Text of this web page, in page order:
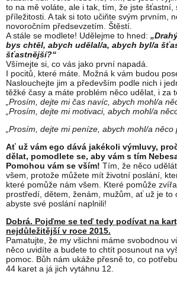
to na mě voláte, ale i tak, tím, že jste šťastní,
příležitosti. A tak si toto učiňte svým prvním,
novoročním předsevzetím. Štěstí.
A stále se modlete! Udělejme to hned:
bys chtěl, abych udělal/a, abych byl/a
šťastnější?“
Všímejte si, co vás jako první napadá.
I pocitů, které máte. Možná k vám budou
Naslouchejte jim a především podle nich i
těžké časy a máte problém něco udělat, i za
„Prosím, dejte mi čas navíc, abych mohl/a
„Prosím, dejte mi motivaci, abych mohl/a
„Prosím, dejte mi peníze, abych mohl/a něco
Ať už vám ego dává jakékoli výmluvy,
dělat, pomodlete se, aby vám s tím
Pomohou vám se vším! Tím, že něco
všem, protože můžete mít životní poslání,
které pomůže nám všem. Které pomůže
prostředí, dětem, ženám, mužům, ať už je to
abyste své poslání naplnili!
Dobrá. Pojďme se teď tedy podívat na
nejdůležitější v roce 2015.
Pamatujte, že my všichni máme svobodnou
něco uvidíte a budete to chtít posunout na
pomoc. Bůh nám ukáže přesně to, co
44 karet a já jich vytáhnu 12.